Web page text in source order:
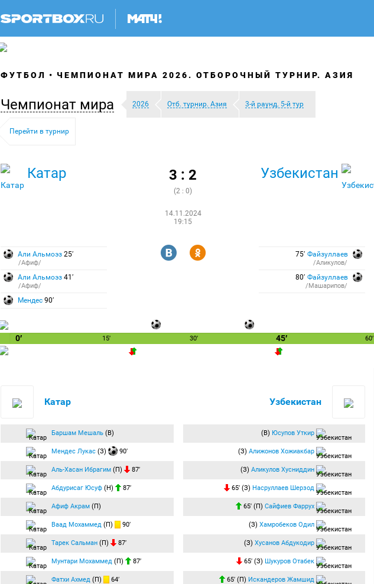
ФУТБОЛ ЧЕМПИОНАТ МИРА 2026. ОТБОРОЧНЫЙ ТУРНИР. АЗИЯ
Чемпионат мира 2026 Отб. турнир. Азия 3-й раунд. 5-й тур
Перейти в турнир
Катар 3 : 2
(2 : 0)
14.11.2024
19:15
Узбекистан
Али Альмоэз 25′
/Афиф/
Али Альмоэз 41′
/Афиф/
Мендес 90′
R Y 75′Файзуллаев
/Аликулов/
80′Файзуллаев
/Машарипов/
0′ 15′ 30′ 45′ 60′
Катар
Баршам Мешаль (В)
Мендес Лукас (З) 90′
Аль-Хасан Ибрагим (П) 87′
Абдурисаг Юсуф (Н) 87′
Афиф Акрам (П)
Ваад Мохаммед (П) 90′
Тарек Сальман (П) 87′
Мунтари Мохаммед (П) 87′
Фатхи Ахмед (П) 64′
Узбекистан
(В) Юсупов Уткир
(З) Алижонов Хожиакбар
(З) Аликулов Хусниддин
65′ (З) Насруллаев Шерзод
65′ (П) Сайфиев Фаррух
(З) Хамробеков Одил
(З) Хусанов Абдукодир
65′ (З) Шукуров Отабек
65′ (П) Искандеров Жамшид